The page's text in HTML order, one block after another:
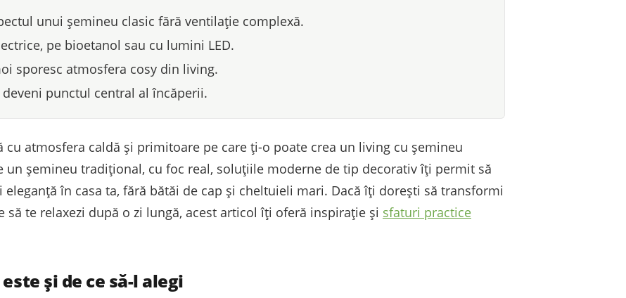
unui șemineu clasic fără ventilație complexă.
pe bioetanol sau cu lumini LED.
sporesc atmosfera cosy din living.
punctul central al încăperii.
cu atmosfera caldă și primitoare pe care ți-o poate crea un living cu șemineu
un șemineu tradițional, cu foc real, soluțiile moderne de tip decorativ îți permit să
în casa ta, fără bătăi de cap și cheltuieli mari. Dacă îți dorești să transformi
te relaxezi după o zi lungă, acest articol îți oferă inspirație și sfaturi practice
și de ce să-l alegi